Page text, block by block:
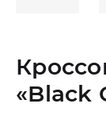
«Black